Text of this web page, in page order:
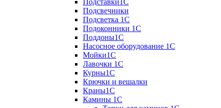
Подставки1С
Подсвечники
Подсветка 1С
Подоконники 1С
Поддоны1С
Насосное оборудование 1С
Мойки1С
Лавочки 1С
Курны1С
Крючки и вешалки
Краны1С
Камины 1C